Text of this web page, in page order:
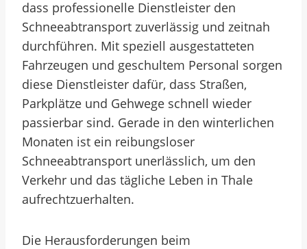
dass professionelle Dienstleister den
Schneeabtransport zuverlässig und zeitnah
durchführen. Mit speziell ausgestatteten
Fahrzeugen und geschultem Personal sorgen
diese Dienstleister dafür, dass Straßen,
Parkplätze und Gehwege schnell wieder
passierbar sind. Gerade in den winterlichen
Monaten ist ein reibungsloser
Schneeabtransport unerlässlich, um den
Verkehr und das tägliche Leben in Thale
aufrechtzuerhalten.
Die Herausforderungen beim